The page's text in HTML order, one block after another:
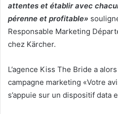
attentes et établir avec
pérenne et profitable»
Responsable Marketing
chez Kärcher.
L’agence Kiss The Bride a
campagne marketing «Votre
s’appuie sur un dispositif data